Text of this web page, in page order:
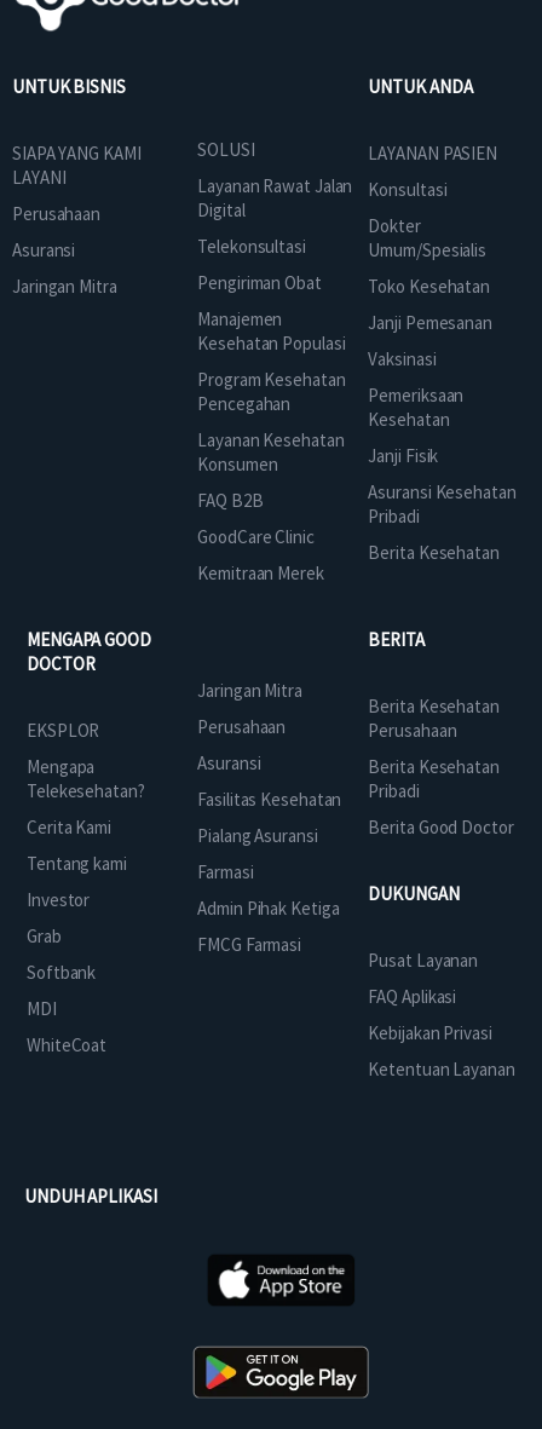
UNTUK BISNIS
SIAPA YANG KAMI
LAYANI
Perusahaan
Asuransi
Jaringan Mitra
SOLUSI
Layanan Rawat Jalan
Digital
Telekonsultasi
Pengiriman Obat
Manajemen
Kesehatan Populasi
Program Kesehatan
Pencegahan
Layanan Kesehatan
Konsumen
FAQ B2B
GoodCare Clinic
Kemitraan Merek
UNTUK ANDA
LAYANAN PASIEN
Konsultasi
Dokter
Umum/Spesialis
Toko Kesehatan
Janji Pemesanan
Vaksinasi
Pemeriksaan
Kesehatan
Janji Fisik
Asuransi Kesehatan
Pribadi
Berita Kesehatan
MENGAPA GOOD
DOCTOR
EKSPLOR
Mengapa
Telekesehatan?
Cerita Kami
Tentang kami
Investor
Grab
Softbank
MDI
WhiteCoat
Jaringan Mitra
Perusahaan
Asuransi
Fasilitas Kesehatan
Pialang Asuransi
Farmasi
Admin Pihak Ketiga
FMCG Farmasi
BERITA
Berita Kesehatan
Perusahaan
Berita Kesehatan
Pribadi
Berita Good Doctor
DUKUNGAN
Pusat Layanan
FAQ Aplikasi
Kebijakan Privasi
Ketentuan Layanan
UNDUH APLIKASI